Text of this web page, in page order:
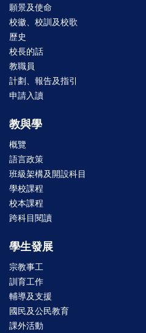
願景及使命
校徽、校訓及校歌
歷史
校長的話
教職員
計劃、報告及指引
申請入讀
教與學
概覽
語言政策
班級架構及開設科目
學校課程
校本課程
跨科目閱讀
學生發展
宗教事工
訓育工作
輔導及支援
國民及公民教育
課外活動